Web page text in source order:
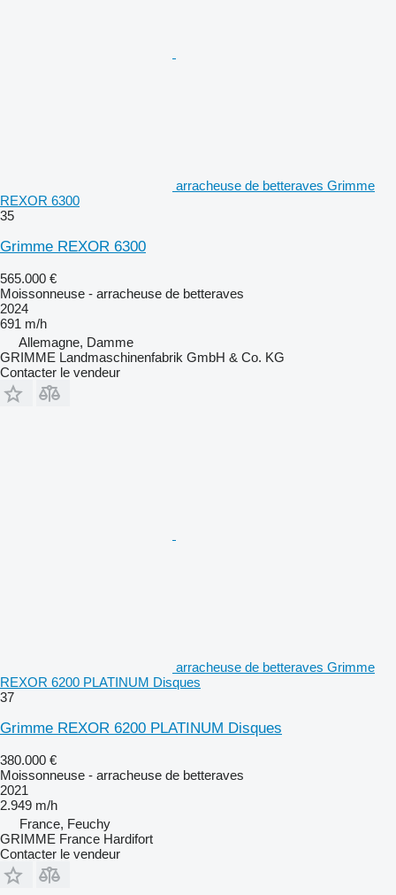
arracheuse de betteraves Grimme
REXOR 6300
35
Grimme REXOR 6300
565.000 €
Moissonneuse - arracheuse de betteraves
2024
691 m/h
Allemagne, Damme
GRIMME Landmaschinenfabrik GmbH & Co. KG
Contacter le vendeur
arracheuse de betteraves Grimme
REXOR 6200 PLATINUM Disques
37
Grimme REXOR 6200 PLATINUM Disques
380.000 €
Moissonneuse - arracheuse de betteraves
2021
2.949 m/h
France, Feuchy
GRIMME France Hardifort
Contacter le vendeur